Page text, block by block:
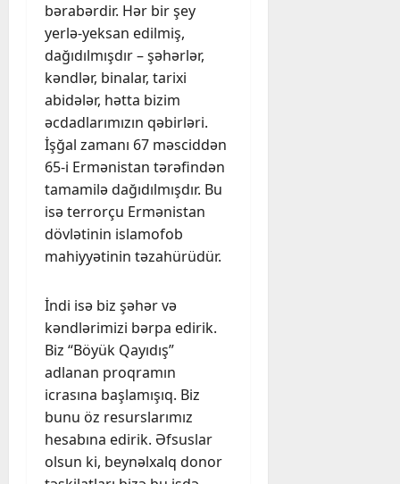
bərabərdir. Hər bir şey
yerlə-yeksan edilmiş,
dağıdılmışdır – şəhərlər,
kəndlər, binalar, tarixi
abidələr, hətta bizim
əcdadlarımızın qəbirləri.
İşğal zamanı 67 məsciddən
65-i Ermənistan tərəfindən
tamamilə dağıdılmışdır. Bu
isə terrorçu Ermənistan
dövlətinin islamofob
mahiyyətinin təzahürüdür.
İndi isə biz şəhər və
kəndlərimizi bərpa edirik.
Biz “Böyük Qayıdış”
adlanan proqramın
icrasına başlamışıq. Biz
bunu öz resurslarımız
hesabına edirik. Əfsuslar
olsun ki, beynəlxalq donor